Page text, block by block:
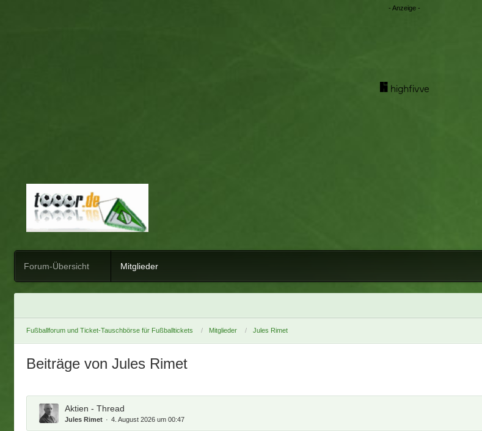
Forum-Übersicht Mitglieder
Fußballforum und Ticket-Tauschbörse für Fußballtickets Mitglieder Jules Rimet
Beiträge von Jules Rimet
Aktien - Thread
Jules Rimet 4. August 2026 um 00:47